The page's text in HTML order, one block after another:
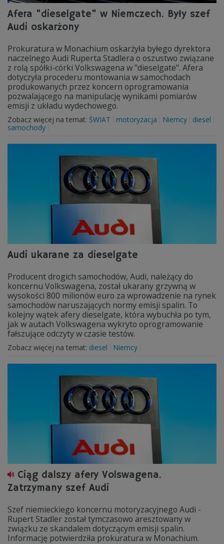
Afera "dieselgate" w Niemczech. Były szef
Audi oskarżony
Prokuratura w Monachium oskarżyła byłego dyrektora
naczelnego Audi Ruperta Stadlera o oszustwo związane
z rolą spółki-córki Volkswagena w "dieselgate". Afera
dotyczyła procederu montowania w samochodach
produkowanych przez koncern oprogramowania
pozwalającego na manipulację wynikami pomiarów
emisji z układu wydechowego.
Zobacz więcej na temat: ŚWIAT motoryzacja Niemcy
diesel
samochody
Audi ukarane za dieselgate
Producent drogich samochodów, Audi, należący do
koncernu Volkswagena, został ukarany grzywną w
wysokości 800 milionów euro za wprowadzenie na rynek
samochodów naruszających normy emisji spalin. To
kolejny wątek afery dieselgate, która wybuchła po tym,
jak w autach Volkswagena wykryto oprogramowanie
fałszujące odczyty w czasie testów.
Zobacz więcej na temat: diesel Niemcy
Ciąg dalszy afery Volswagena.
Zatrzymany szef Audi
Szef niemieckiego koncernu motoryzacyjnego Audi -
Rupert Stadler został tymczasowo aresztowany w
związku ze skandalem dotyczącym emisji spalin.
Informację potwierdziła prokuratura w Monachium.